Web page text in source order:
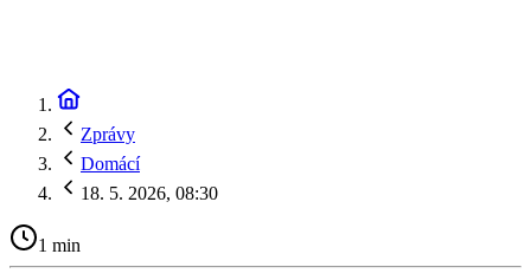
Zprávy
Domácí
18. 5. 2026, 08:30
1 min